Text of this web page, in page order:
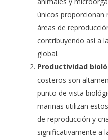
únicos proporcionan
áreas de
contribuyendo así a
global.
Productividad
costeros son
punto de vista
marinas utilizan
de reproducción y
significativamente a